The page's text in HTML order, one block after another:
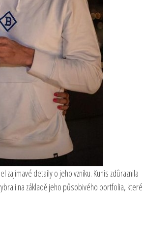
detaily o jeho vzniku. Kunis zdůraznila
na základě jeho působivého portfolia, které